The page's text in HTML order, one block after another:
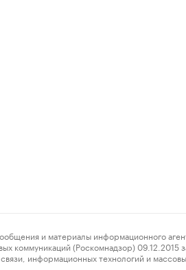
и материалы информационного
коммуникаций (Роскомнадзор)
информационных технологий и